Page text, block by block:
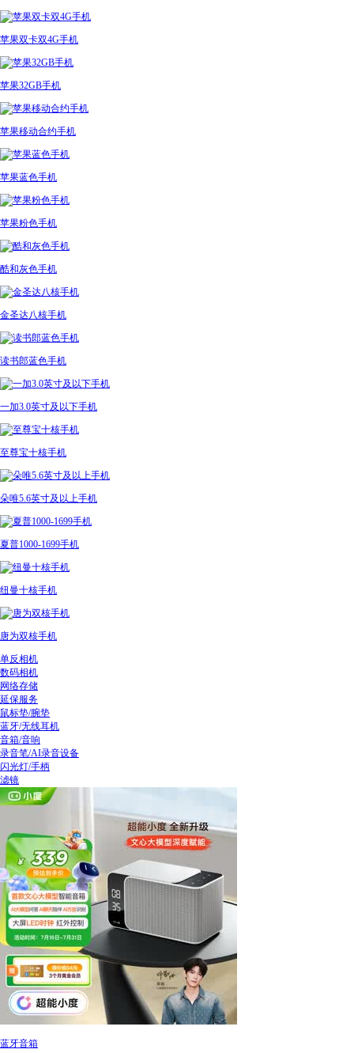
苹果双卡双4G手机
苹果32GB手机
苹果移动合约手机
苹果蓝色手机
苹果粉色手机
酷和灰色手机
金圣达八核手机
读书郎蓝色手机
一加3.0英寸及以下手机
至尊宝十核手机
朵唯5.6英寸及以上手机
夏普1000-1699手机
纽曼十核手机
唐为双核手机
单反相机
数码相机
网络存储
延保服务
鼠标垫/腕垫
蓝牙/无线耳机
音箱/音响
录音笔/AI录音设备
闪光灯/手柄
滤镜
蓝牙音箱